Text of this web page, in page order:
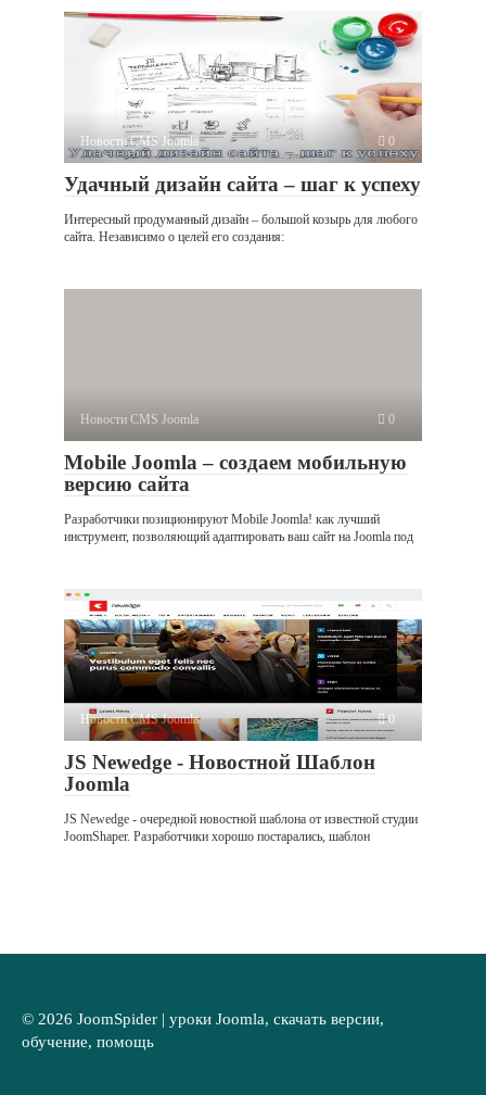
Новости CMS Joomla 0
Удачный дизайн сайта – шаг к успеху
Интересный продуманный дизайн – большой козырь для любого
сайта. Независимо о целей его создания:
Новости CMS Joomla 0
Mobile Joomla – создаем мобильную
версию сайта
Разработчики позиционируют Mobile Joomla! как лучший
инструмент, позволяющий адаптировать ваш сайт на Joomla под
Новости CMS Joomla 0
JS Newedge - Новостной Шаблон
Joomla
JS Newedge - очередной новостной шаблона от известной студии
JoomShaper. Разработчики хорошо постарались, шаблон
© 2026 JoomSpider | уроки Joomla, скачать версии,
обучение, помощь